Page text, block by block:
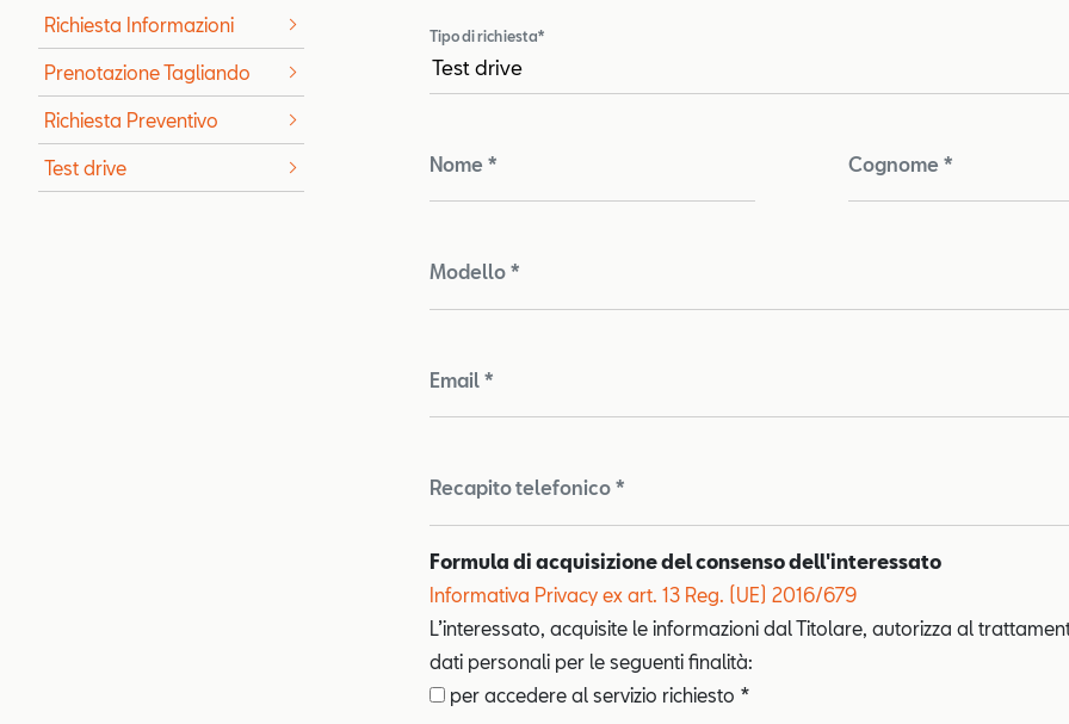
Richiesta Informazioni
Prenotazione Tagliando
Richiesta Preventivo
Test drive
Tipo di richiesta*
Nome * Cognome *
Modello *
Email *
Recapito telefonico *
Formula di acquisizione del consenso dell'interessato
Informativa Privacy ex art. 13 Reg. (UE) 2016/679
L’interessato, acquisite le informazioni dal Titolare, autorizza al
dati personali per le seguenti finalità:
per accedere al servizio richiesto *